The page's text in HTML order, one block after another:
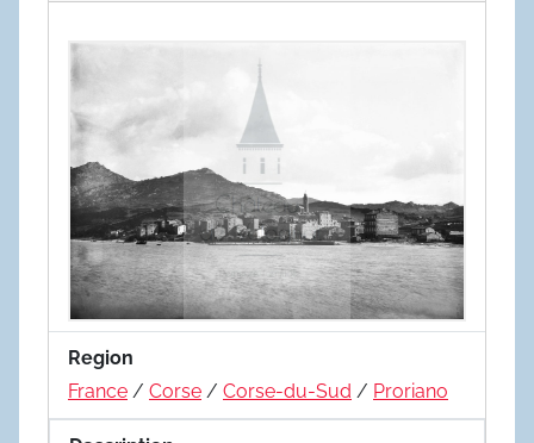
Region
France / Corse / Corse-du-Sud / Proriano